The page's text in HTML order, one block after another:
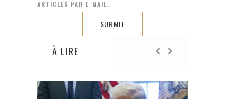
ARTICLES PAR E-MAIL.
À LIRE